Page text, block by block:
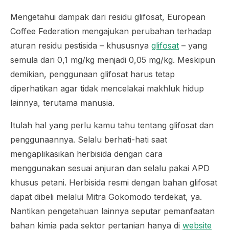
Mengetahui dampak dari residu glifosat, European
Coffee Federation mengajukan perubahan terhadap
aturan residu pestisida – khususnya glifosat – yang
semula dari 0,1 mg/kg menjadi 0,05 mg/kg. Meskipun
demikian, penggunaan glifosat harus tetap
diperhatikan agar tidak mencelakai makhluk hidup
lainnya, terutama manusia.
Itulah hal yang perlu kamu tahu tentang glifosat dan
penggunaannya. Selalu berhati-hati saat
mengaplikasikan herbisida dengan cara
menggunakan sesuai anjuran dan selalu pakai APD
khusus petani. Herbisida resmi dengan bahan glifosat
dapat dibeli melalui Mitra Gokomodo terdekat, ya.
Nantikan pengetahuan lainnya seputar pemanfaatan
bahan kimia pada sektor pertanian hanya di website